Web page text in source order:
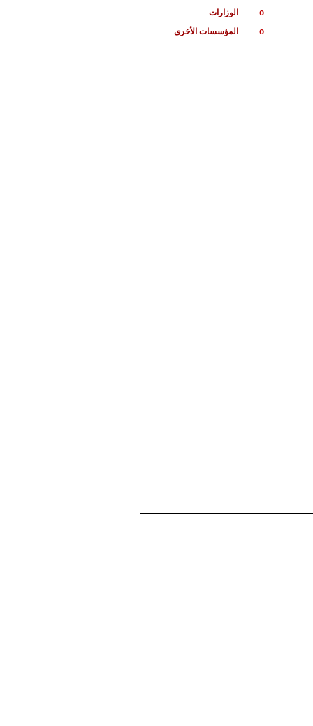
o الوزارات
o المؤسسات الأخرى